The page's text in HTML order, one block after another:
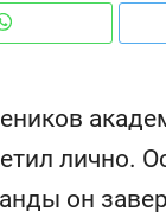
лично.
он
Дизайнер-
с мебелью
для меня